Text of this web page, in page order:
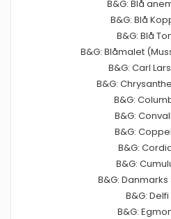
B&G: Blå
B&G: Blå
B&G: Blå
B&G: Blåmalet
B&G: Carl
B&G:
B&G:
B&G:
B&G:
B&G:
B&G:
B&G:
B&G:
B&G: